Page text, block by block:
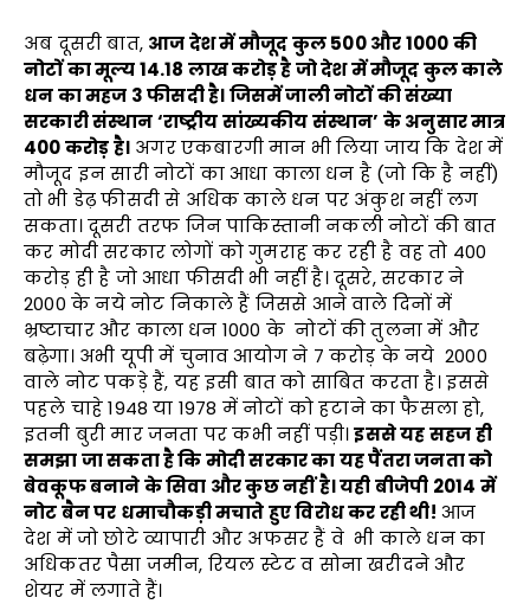
अब दूसरी बात, आज देश में मौजूद कुल500और1000की
नोटों का मूल्य14.18 लाख करोड़ है जो देश में मौजूद कुल काले
धन का महज 3फीसदी है। जिसमें जाली नोटों की संख्या
सरकारी संस्थान‘राष्ट्रीय सांख्यकीय संस्थान’ के अनुसार मात्र
400करोड़ है। अगर एकबारगी मान भी लिया जाय कि देश में
मौजूद इन सारी नोटों का आधा काला धन है (जो कि है नहीं)
तो भी डेढ़ फीसदी से अधिक काले धन पर अंकुश नहीं लग
सकता। दूसरी तरफ जिन पाकिस्तानी नकली नोटों की बात
कर मोदी सरकार लोगों को गुमराह कर रही है वह तो 400
करोड़ ही है जो आधा फीसदी भी नहीं है। दूसरे, सरकार ने
2000 के नये नोट निकाले हैं जिससे आने वाले दिनों में
भ्रष्टाचार और काला धन 1000 के नोटों की तुलना में और
बढ़ेगा। अभी यूपी में चुनाव आयोग ने 7 करोड़ के नये 2000
वाले नोट पकड़े हैं, यह इसी बात को साबित करता है। इससे
पहले चाहे 1948 या 1978 में नोटों को हटाने का फैसला हो,
इतनी बुरी मार जनता पर कभी नहीं पड़ी।इससे यह सहज ही
समझा जा सकता है कि मोदी सरकार का यह पैंतरा जनता को
बेवकूफ बनाने के सिवा और कुछ नहीं है। यही बीजेपी 2014 में
नोट बैन पर धमाचौकड़ी मचाते हुए विरोध कर रही थी! आज
देश में जो छोटे व्यापारी और अफसर हैं वे भी काले धन का
अधिकतर पैसा जमीन, रियल स्टेट व सोना खरीदने और
शेयर में लगाते हैं।